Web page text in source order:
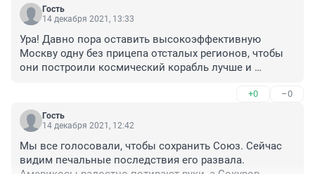
Гость
14 декабря 2021, 13:33
Ура! Давно пора оставить высокоэффективную
Москву одну без прицепа отсталых регионов, чтобы
они построили космический корабль лучше и
+0 –0
Гость
14 декабря 2021, 12:42
Мы все голосовали, чтобы сохранить Союз. Сейчас
видим печальные последствия его развала.